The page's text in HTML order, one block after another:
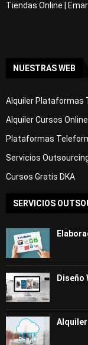
Tiendas Online |
NUESTRAS WEB
Alquiler Plataformas
Alquiler Cursos
Plataformas
Servicios
Cursos Gratis DKA
SERVICIOS
Diseño